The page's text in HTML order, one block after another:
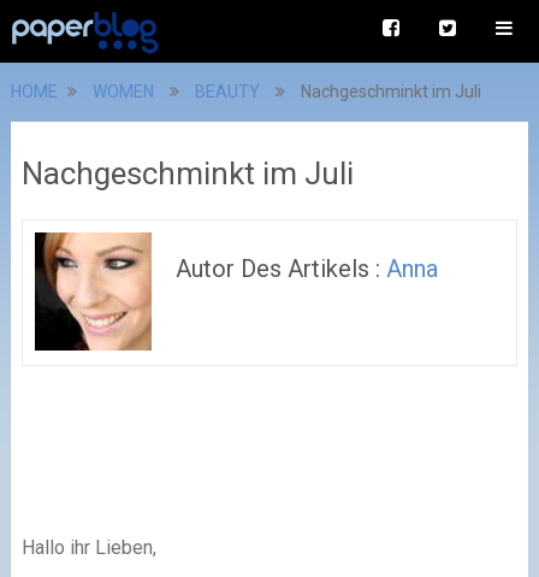
HOME WOMEN BEAUTY Nachgeschminkt im Juli
Nachgeschminkt im Juli
Autor Des Artikels :Anna
Hallo ihr Lieben,